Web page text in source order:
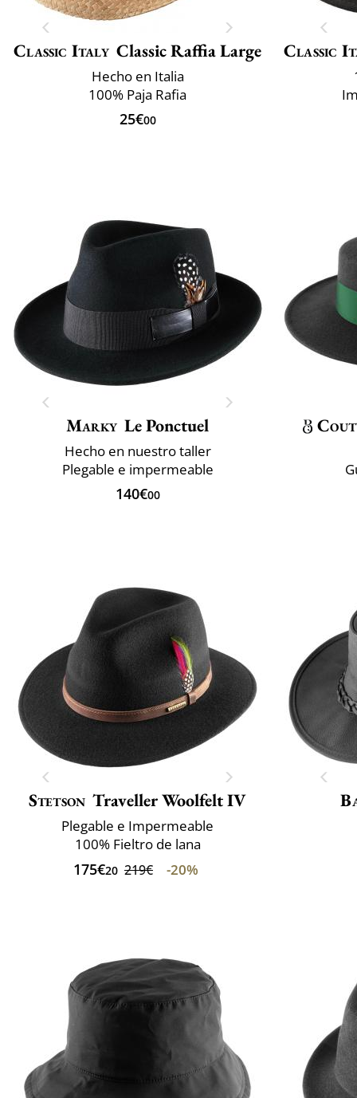
Classic Italy Classic Raffia Large
Hecho en Italia
100% Paja Rafia
25€00
Classic
Marky Le Ponctuel
Hecho en nuestro taller
Plegable e impermeable
140€00
Stetson Traveller Woolfelt IV
Plegable e Impermeable
100% Fieltro de lana
175€20 219€ -20%